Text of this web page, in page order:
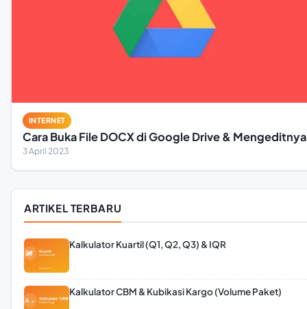
INTERNET
Cara Buka File DOCX di Google Drive & Mengeditnya
3 April 2023
ARTIKEL TERBARU
Kalkulator Kuartil (Q1, Q2, Q3) & IQR
Kalkulator CBM & Kubikasi Kargo (Volume Paket)